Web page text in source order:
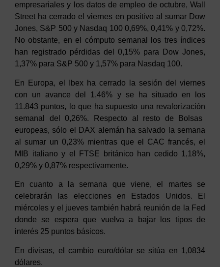
empresariales y
los datos de empleo de octubre, Wall
Street ha cerrado elviernes en positivo al sumar Dow
Jones, S&P 500 y Nasdaq 100 0,69%,0,41% y 0,72%.
No obstante, en el cómputo semanal
los tres índices
han registrado pérdidas del 0,15% para
Dow Jones,
1,37% para S&P 500 y 1,57% para Nasdaq 100.
En Europa, e l Ibex ha cerrado la sesión del
viernes
con un avance del 1 ,46% y se ha situado en los
11.843 puntos, lo que ha supuesto una revalorización
semanal del 0,26%. Respecto al resto de Bolsas
europeas, sólo el DAX alemán ha salvado la semana
al sumar un 0,23% mientras que el CAC francés, el
MIB italiano y el FTSE británico han cedido 1,18%,
0,29% y 0,87% respectivamente.
En cuanto a la semana que viene, el martes se
celebrarán las elecciones en Estados Unidos. El
miércoles y el jueves también habrá reunión de la Fed
donde se espera que vuelva a bajar los tipos de
interés 25 puntos básicos.
En divisas, e l cambio euro/dólar se sitúa en 1,0834
dólares.